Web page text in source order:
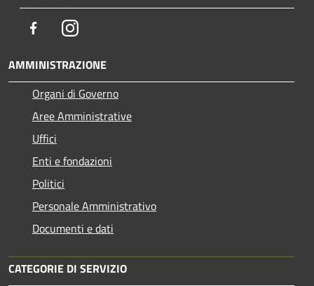
FacebookInstagram
AMMINISTRAZIONE
Organi di Governo
Aree Amministrative
Uffici
Enti e fondazioni
Politici
Personale Amministrativo
Documenti e dati
CATEGORIE DI SERVIZIO